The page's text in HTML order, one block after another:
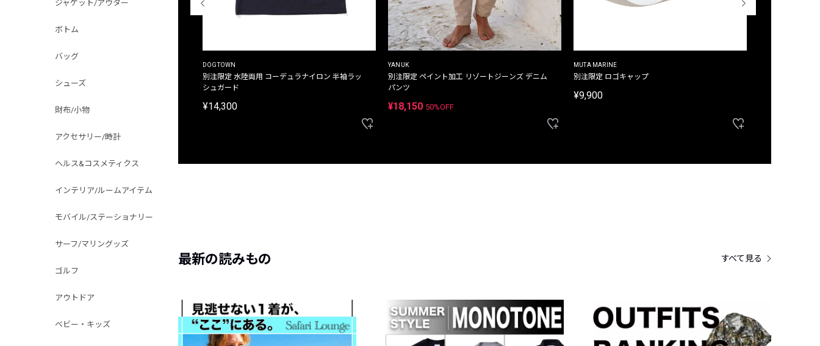
ジャケット/アウター
ボトム
バッグ
シューズ
財布/小物
アクセサリー/時計
ヘルス&コスメティクス
インテリア/ルームアイテム
モバイル/ステーショナリー
サーフ/マリングッズ
ゴルフ
アウトドア
ベビー・キッズ
プリントTシャツ
DOGTOWN
別注限定 水陸両用 コーデュラナイロン 半袖ラッ
シュガード
¥14,300
YANUK
別注限定 ペイント加工 リゾートジーンズ デニム
パンツ
¥18,150 50%OFF
MUTA MARINE
別注限定 ロゴキャップ
¥9,900
最新の読みもの すべて見る